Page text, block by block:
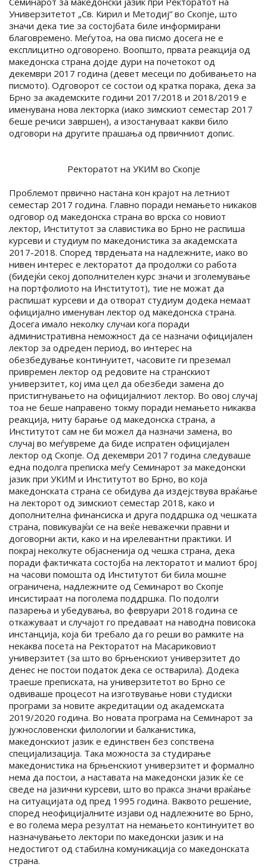
Универзитетот „Св. Кирил и Методиј“ во Скопје, што
значи дека тие за состојбата биле информирани
благовремено. Меѓутоа, на ова писмо досега не е
експлицитно одговорено. Воопшто, првата реакција од
македонска страна дојде дури на почетокот од
декември 2017 година (девет месеци по добивањето на
писмото). Одговорот се состои од кратка порака, дека за
Брно за академските години 2017/2018 и 2018/2019 е
именувана нова лекторка (иако зимскиот семестар 2017
беше речиси завршен), а изостануваат какви било
одговори на другите прашања од првичниот допис.
Ректоратот на УКИМ во Скопје
Проблемот првично настана кон крајот на летниот
семестар 2017 година. Главно поради немањето никаков
одговор од македонска страна во врска со новиот
лектор, Институтот за славистика во Брно не распиша
курсеви и студиум по македонистика за академската
2017-2018. Според тврдењата на надлежните, иако во
нивен интерес е лекторатот да продолжи со работа
(бидејќи секој дополнителен курс значи и зголемување
на портфолиото на Институтот), тие не можат да
распишат курсеви и да отворат студиум додека немаат
официјално именуван лектор од македонска страна.
Досега имало неколку случаи кога поради
административна неможност да се назначи официјален
лектор за одреден период, во интерес на
обезбедување континуитет, часовите ги преземал
привремен лектор од редовите на странскиот
универзитет, кој има цел да обезбеди замена до
пристигнувањето на официјалниот лектор. Во овој случај
тоа не беше направено токму поради немањето никаква
реакција, ниту барање од македонска страна, а
Институтот сам не би можел да назначи замена, во
случај во меѓувреме да биде испратен официјален
лектор од Скопје. Од декември 2017 година следуваше
една подолга преписка меѓу Семинарот за македонски
јазик при УКИМ и Институтот во Брно, во која
македонската страна се обидува да издејствува враќање
на лекторот од зимскиот семестар 2018, како и
дополнителна финансиска и друга поддршка од чешката
страна, повикувајќи се на веќе неважечки правни и
договорни акти, како и на ирелевантни практики. И
покрај неколкуте објасненија од чешка страна, дека
поради фактичката состојба на лекторатот и малиот број
на часови помошта од Институтот би била мошне
ограничена, надлежните од Семинарот во Скопје
инсистираат на поголема поддршка. По подолги
пазарења и убедувања, во февруари 2018 година се
откажуваат и случајот го предаваат на наводна повисока
инстанција, која би требало да го реши во рамките на
некаква посета на Ректоратот на Масариковиот
универзитет (за што во брњенскиот универзитет до
денес не постои податок дека се остварила). Додека
траеше преписката, на универзитетот во Брно се
одвиваше процесот на изготвување нови студиски
програми за новите акредитации од академската
2019/2020 година. Во новата програма на Семинарот за
јужнословенски филологии и балканистика,
македонскиот јазик е единствен без сопствена
специјализација. Така можноста за студирање
македонистика на брњенскиот универзитет и формално
нема да постои, а наставата на македонски јазик ќе се
сведе на јазични курсеви, што во пракса значи враќање
на ситуацијата од пред 1995 година. Ваквото решение,
според неофицијалните изјави од надлежните во Брно,
е во голема мера резултат на немањето континуитет во
назначувањето лектори по македонски јазик и на
недостигот од стабилна комуникација со македонската
страна.